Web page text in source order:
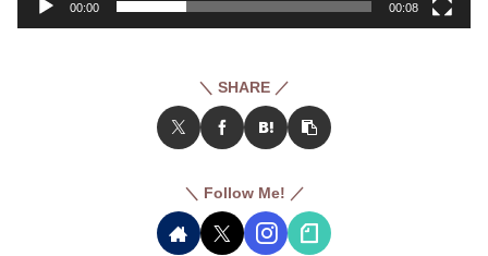
00:00 00:08
＼ SHARE ／
＼ Follow Me! ／